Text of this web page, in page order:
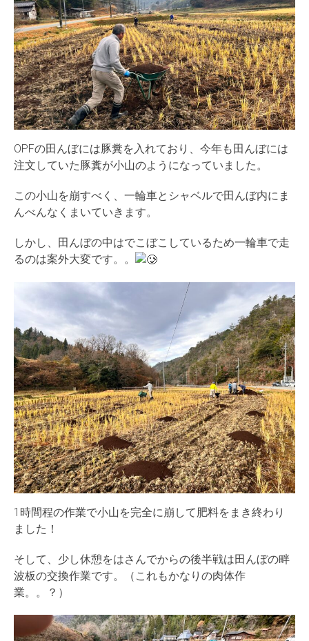
OPFの田んぼには豚糞を入れており、今年も田んぼには
注文していた豚糞が小山のようになっていました。
この小山を崩すべく、一輪車とシャベルで田んぼ内にま
んべんなくまいていきます。
しかし、田んぼの中はでこぼこしているため一輪車で走
るのは案外大変です。。
1時間程の作業で小山を完全に崩して肥料をまき終わり
ました！
そして、少し休憩をはさんでからの後半戦は田んぼの畔
波板の交換作業です。（これもかなりの肉体作
業。。？）